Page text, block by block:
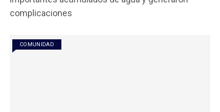
o
k
A
complicaciones
COMUNIDAD